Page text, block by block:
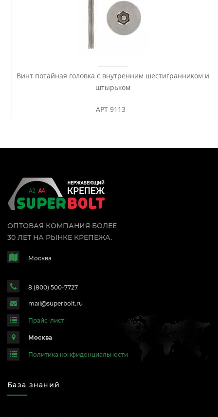
Винт потайная головка с внутренним шестигранником и
штырьком
АРТ 9113
ОПТОВАЯ КОМПАНИЯ БОЛЕЕ
30 ЛЕТ НА РЫНКЕ КРЕПЕЖА.
Москва
8 (800) 500-7727
mail@superbolt.ru
Прайс-лист
Москва
Политика конфиденциальности
База знаний